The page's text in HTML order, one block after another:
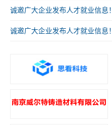
诚邀广大企业发布人才就业信息！
诚邀广大企业发布人才就业信息！